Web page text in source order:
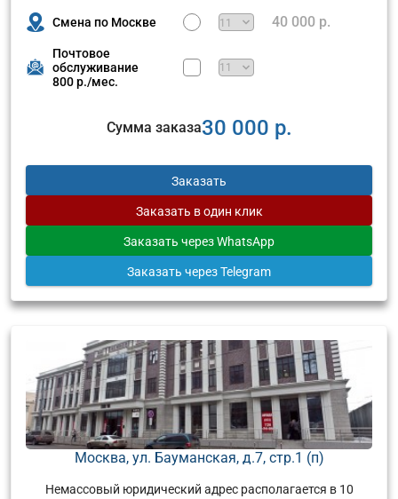
Смена по Москве 40 000 р.
Почтовое
обслуживание
800 р./мес.
Сумма заказа30 000 р.
Заказать
Заказать в один клик
Заказать через WhatsApp
Заказать через Telegram
Москва, ул. Бауманская, д.7, стр.1 (п)
Немассовый юридический адрес располагается в 10